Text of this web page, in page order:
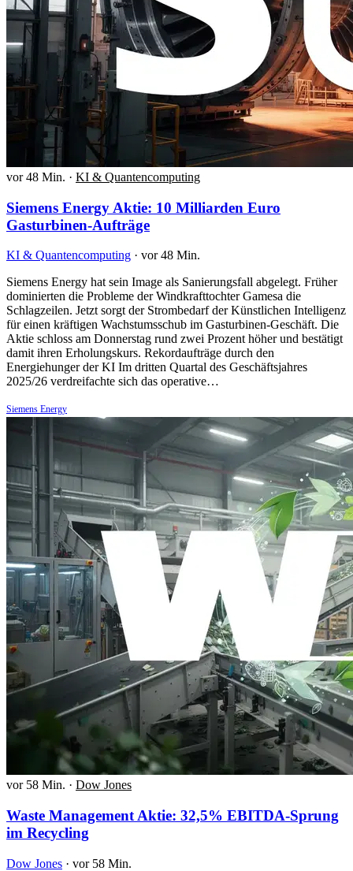
vor 48 Min. · KI & Quantencomputing
Siemens Energy Aktie: 10 Milliarden Euro
Gasturbinen-Aufträge
KI & Quantencomputing · vor 48 Min.
Siemens Energy hat sein Image als Sanierungsfall abgelegt. Früher
dominierten die Probleme der Windkrafttochter Gamesa die
Schlagzeilen. Jetzt sorgt der Strombedarf der Künstlichen Intelligenz
für einen kräftigen Wachstumsschub im Gasturbinen-Geschäft. Die
Aktie schloss am Donnerstag rund zwei Prozent höher und bestätigt
damit ihren Erholungskurs. Rekordaufträge durch den
Energiehunger der KI Im dritten Quartal des Geschäftsjahres
2025/26 verdreifachte sich das operative…
Siemens Energy
vor 58 Min. · Dow Jones
Waste Management Aktie: 32,5% EBITDA-Sprung
im Recycling
Dow Jones · vor 58 Min.